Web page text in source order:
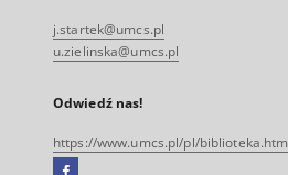
j.startek@umcs.pl
u.zielinska@umcs.pl
Odwiedź nas!
https://www.umcs.pl/pl/biblioteka.htm
Facebook